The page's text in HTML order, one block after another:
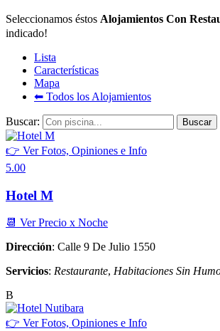
Seleccionamos éstos Alojamientos Con
indicado!
Lista
Características
Mapa
⬅︎ Todos los Alojamientos
Buscar:
👉 Ver Fotos, Opiniones e Info
5.00
Hotel M
📆 Ver Precio x Noche
Dirección: Calle 9 De Julio 1550
Servicios: Restaurante, Habitaciones Sin
B
👉 Ver Fotos, Opiniones e Info